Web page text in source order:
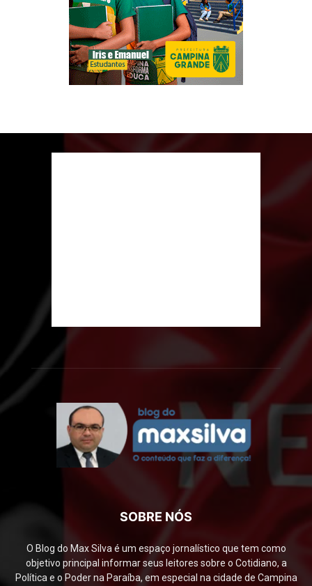
SOBRE NÓS
O Blog do Max Silva é um espaço jornalístico que tem como
objetivo principal informar seus leitores sobre o Cotidiano, a
Política e o Poder na Paraíba, em especial na cidade de Campina